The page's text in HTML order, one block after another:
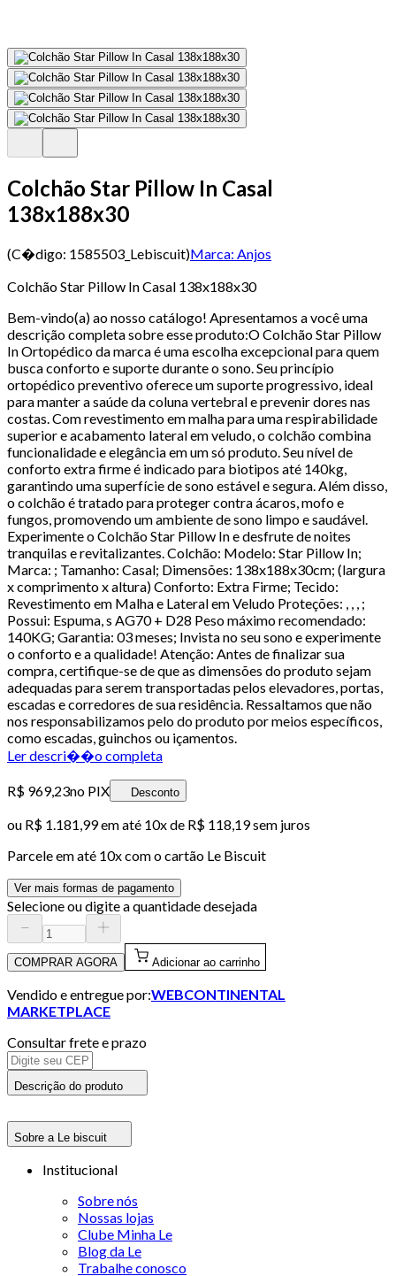
Colchão Star Pillow In Casal
138x188x30
(C�digo: 1585503_Lebiscuit)Marca: Anjos
Colchão Star Pillow In Casal 138x188x30
Bem-vindo(a) ao nosso catálogo! Apresentamos a você uma
descrição completa sobre esse produto:O Colchão Star Pillow
In Ortopédico da marca é uma escolha excepcional para quem
busca conforto e suporte durante o sono. Seu princípio
ortopédico preventivo oferece um suporte progressivo, ideal
para manter a saúde da coluna vertebral e prevenir dores nas
costas. Com revestimento em malha para uma respirabilidade
superior e acabamento lateral em veludo, o colchão combina
funcionalidade e elegância em um só produto. Seu nível de
conforto extra firme é indicado para biotipos até 140kg,
garantindo uma superfície de sono estável e segura. Além disso,
o colchão é tratado para proteger contra ácaros, mofo e
fungos, promovendo um ambiente de sono limpo e saudável.
Experimente o Colchão Star Pillow In e desfrute de noites
tranquilas e revitalizantes. Colchão: Modelo: Star Pillow In;
Marca: ; Tamanho: Casal; Dimensões: 138x188x30cm; (largura
x comprimento x altura) Conforto: Extra Firme; Tecido:
Revestimento em Malha e Lateral em Veludo Proteções: , , , ;
Possui: Espuma, s AG70 + D28 Peso máximo recomendado:
140KG; Garantia: 03 meses; Invista no seu sono e experimente
o conforto e a qualidade! Atenção: Antes de finalizar sua
compra, certifique-se de que as dimensões do produto sejam
adequadas para serem transportadas pelos elevadores, portas,
escadas e corredores de sua residência. Ressaltamos que não
nos responsabilizamos pelo do produto por meios específicos,
como escadas, guinchos ou içamentos.
Ler descri��o completa
R$ 969,23no PIX Desconto
ou R$ 1.181,99em até 10x de R$ 118,19 sem juros
Parcele em até 10x com o cartão Le Biscuit
Ver mais formas de pagamento
Selecione ou digite a quantidade desejada
COMPRAR AGORA Adicionar ao carrinho
Vendido e entregue por:WEBCONTINENTAL
MARKETPLACE
Consultar frete e prazo
Descrição do produto
Sobre a Le biscuit
Institucional
Sobre nós
Nossas lojas
Clube Minha Le
Blog da Le
Trabalhe conosco